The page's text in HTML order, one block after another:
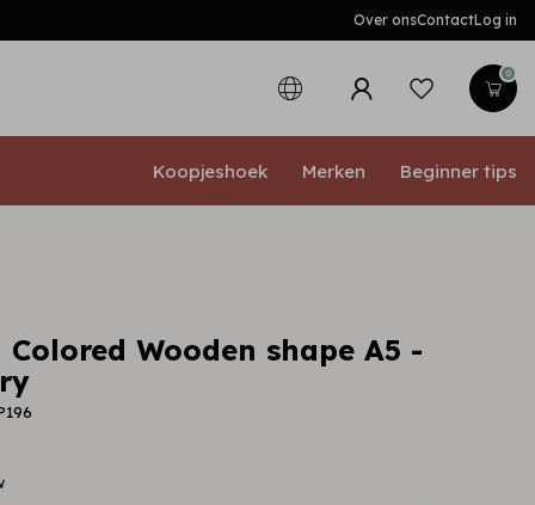
Over onsContactLog in
0
Koopjeshoek Merken Beginner tips
Wooden shape A5 -